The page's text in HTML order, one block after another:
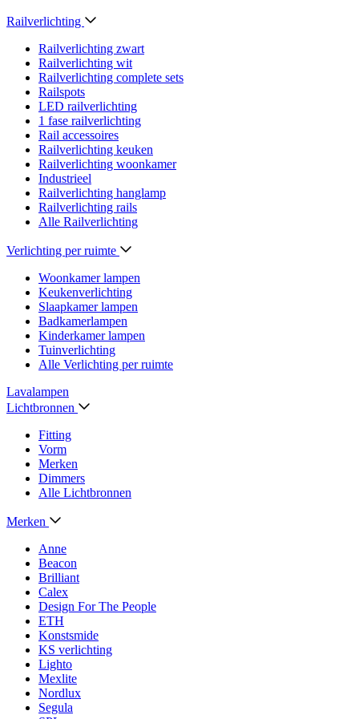
Railverlichting
Railverlichting zwart
Railverlichting wit
Railverlichting complete sets
Railspots
LED railverlichting
1 fase railverlichting
Rail accessoires
Railverlichting keuken
Railverlichting woonkamer
Industrieel
Railverlichting hanglamp
Railverlichting rails
Alle Railverlichting
Verlichting per ruimte
Woonkamer lampen
Keukenverlichting
Slaapkamer lampen
Badkamerlampen
Kinderkamer lampen
Tuinverlichting
Alle Verlichting per ruimte
Lavalampen
Lichtbronnen
Fitting
Vorm
Merken
Dimmers
Alle Lichtbronnen
Merken
Anne
Beacon
Brilliant
Calex
Design For The People
ETH
Konstsmide
KS verlichting
Lighto
Mexlite
Nordlux
Segula